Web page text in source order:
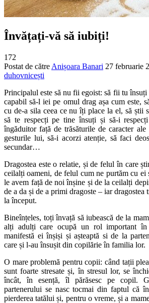
Învățați-vă să iubiți!
172
Postat de către Anișoara Banari 27 februarie
duhovnicești
Principalul este să nu fii egoist: să fii tu însuți
capabil să-l iei pe omul drag așa cum este,
cu de-a sila ceea ce nu îți place la el, să știi
să te respecți pe tine însuți și să-i
îngăduitor față de trăsăturile de caracter
gesturile lui, să-i acorzi atenție, să faci
secundar…
Dragostea este o relatie, și de felul în care
ceilalți oameni, de felul cum ne purtăm cu ei
le avem față de noi înșine și de la ceilalți
de a da și de a primi dragoste – iar dragostea
la început.
Bineînțeles, toți învață să iubească de la
alți adulți care ocupă un rol important
manifestă ei înșiși și așteaptă si de la
care și l-au însușit din copilărie în familia lor.
O mare problemă pentru copii: când tații
sunt foarte stresate și, în stresul lor, se
încât, în esență, îl părăsesc pe copil.
partenerului se nasc tocmai din faptul că
pierderea tatălui și, pentru o vreme, și a